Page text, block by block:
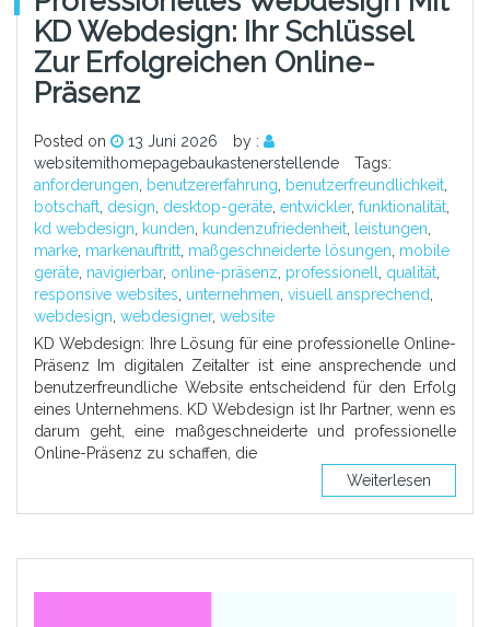
KD Webdesign: Ihr Schlüssel
Zur Erfolgreichen Online-
Präsenz
Posted on 13 Juni 2026
by :
websitemithomepagebaukastenerstellende
Tags:
anforderungen
benutzererfahrung benutzerfreundlichkeit
botschaft design desktop-geräte entwickler, funktionalität
kd webdesign
kunden kundenzufriedenheit leistungen
marke markenauftritt maßgeschneiderte lösungen mobile
geräte navigierbar, online-präsenz professionell qualität
responsive websites unternehmen visuell ansprechend
webdesign webdesigner, website
KD Webdesign: Ihre Lösung für eine professionelle Online-
Präsenz Im digitalen Zeitalter ist eine ansprechende und
benutzerfreundliche Website entscheidend für den Erfolg
eines Unternehmens. KD Webdesign ist Ihr Partner, wenn es
darum geht, eine maßgeschneiderte und professionelle
Online-Präsenz zu schaffen, die
Weiterlesen